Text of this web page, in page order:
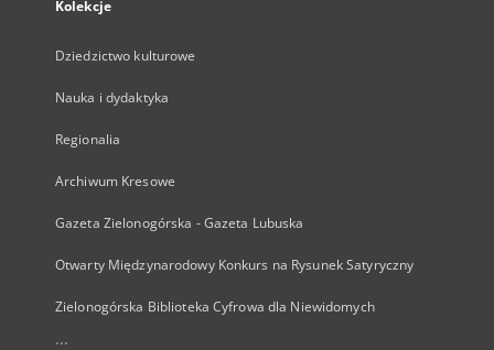
Kolekcje
Dziedzictwo kulturowe
Nauka i dydaktyka
Regionalia
Archiwum Kresowe
Gazeta Zielonogórska - Gazeta Lubuska
Otwarty Międzynarodowy Konkurs na Rysunek Satyryczny
Zielonogórska Biblioteka Cyfrowa dla Niewidomych
...